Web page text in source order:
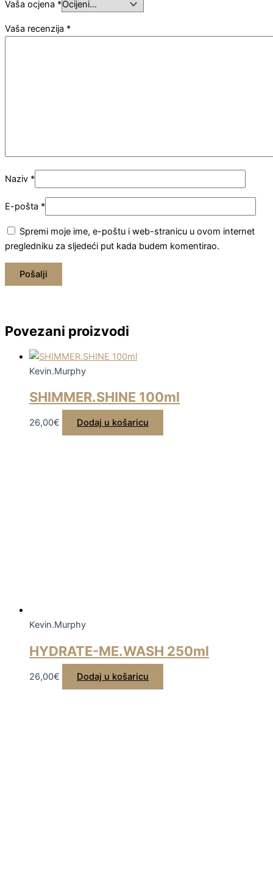
Vaša ocjena *
Vaša recenzija *
Naziv *
E-pošta *
Spremi moje ime, e-poštu i web-stranicu u ovom internet
pregledniku za sljedeći put kada budem komentirao.
Povezani proizvodi
Kevin.Murphy
SHIMMER.SHINE 100ml
26,00€ Dodaj u košaricu
Kevin.Murphy
HYDRATE-ME.WASH 250ml
26,00€ Dodaj u košaricu